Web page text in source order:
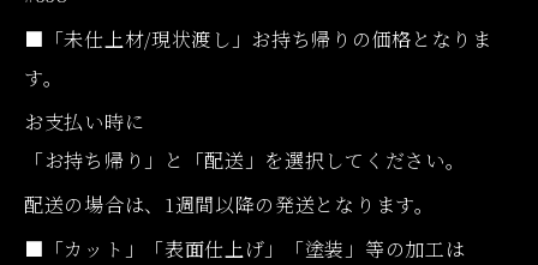
■「未仕上材/現状渡し」お持ち帰りの価格となりま
す。
お支払い時に
「お持ち帰り」と「配送」を選択してください。
配送の場合は、1週間以降の発送となります。
■「カット」「表面仕上げ」「塗装」等の加工は